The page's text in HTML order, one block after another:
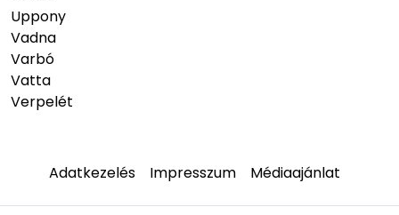
Uppony
Vadna
Varbó
Vatta
Verpelét
Adatkezelés Impresszum Médiaajánlat